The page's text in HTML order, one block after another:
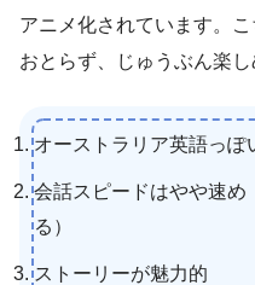
アニメ化されています。
おとらず、じゅうぶん楽し
オーストラリア英語っ
会話スピードはやや速め
る）
ストーリーが魅力的